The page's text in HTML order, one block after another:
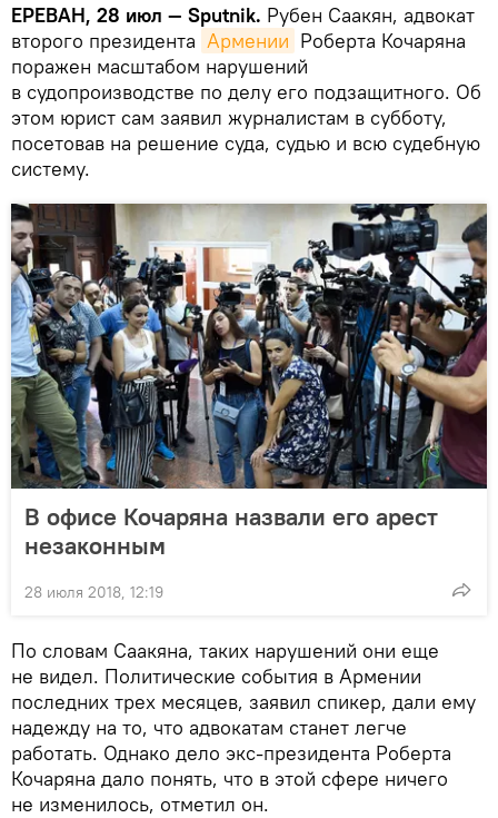
ЕРЕВАН, 28 июл — Sputnik. Рубен Саакян, адвокат
второго президента Армении Роберта Кочаряна
поражен масштабом нарушений
в судопроизводстве по делу его подзащитного. Об
этом юрист сам заявил журналистам в субботу,
посетовав на решение суда, судью и всю судебную
систему.
В офисе Кочаряна назвали его арест
незаконным
28 июля 2018, 12:19
По словам Саакяна, таких нарушений они еще
не видел. Политические события в Армении
последних трех месяцев, заявил спикер, дали ему
надежду на то, что адвокатам станет легче
работать. Однако дело экс-президента Роберта
Кочаряна дало понять, что в этой сфере ничего
не изменилось, отметил он.